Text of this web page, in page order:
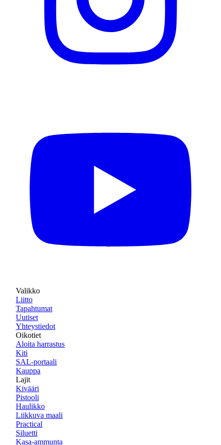
Valikko
Liitto
Tapahtumat
Uutiset
Yhteystiedot
Oikotiet
Aloita harrastus
Kiti
SAL-portaali
Kauppa
Lajit
Kivääri
Pistooli
Haulikko
Liikkuva maali
Practical
Siluetti
Kasa-ammunta